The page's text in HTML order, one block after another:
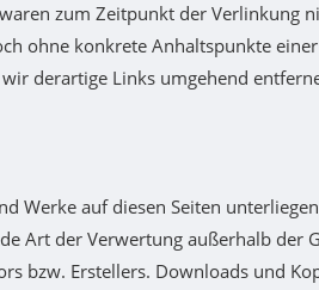
zum Zeitpunkt der Verlinkung
ohne konkrete Anhaltspunkte
derartige Links umgehend
Werke auf diesen Seiten
Art der Verwertung außerhalb der
bzw. Erstellers. Downloads und